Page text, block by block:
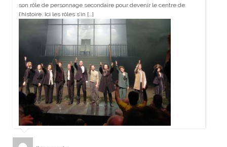
son rôle de personnage secondaire pour devenir le centre de
l’histoire. Ici les rôles s’in […]